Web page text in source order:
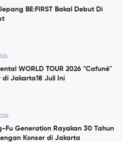
BE:FIRST Bakal Debut Di
WORLD TOUR 2026 "Cafuné"
di Jakarta18 Juli Ini
Fu Generation Rayakan 30 Tahun
Konser di Jakarta